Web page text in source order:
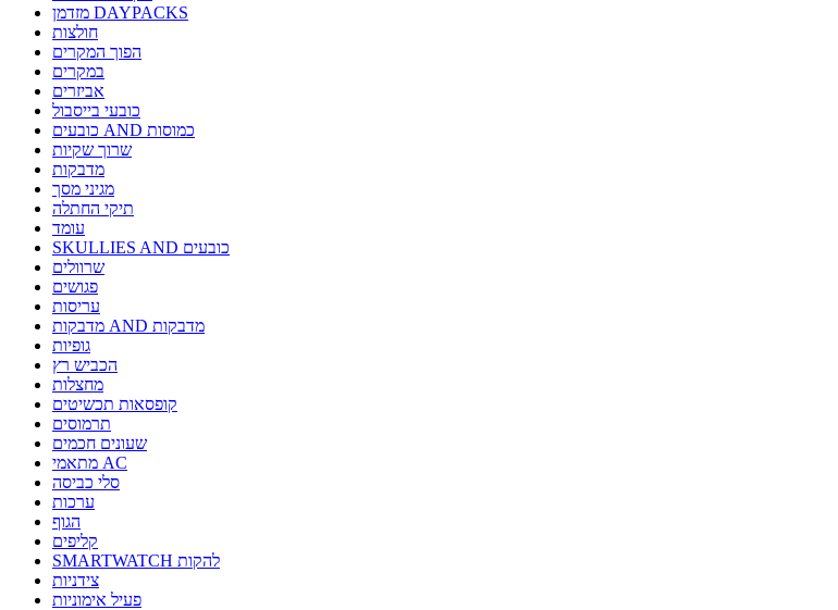
מזדמן DAYPACKS
חולצות
הפוך המקרים
במקרים
אביזרים
כובעי בייסבול
כובעים AND כמוסות
שרוך שקיות
מדבקות
מגיני מסך
תיקי החתלה
עומד
SKULLIES AND כובעים
שרוולים
פגושים
עריסות
מדבקות AND מדבקות
גופיות
הכביש רץ
מחצלות
קופסאות תכשיטים
תרמוסים
שעונים חכמים
מתאמי AC
סלי כביסה
ערכות
הגוף
קליפים
SMARTWATCH להקות
צידניות
פעיל אימוניות